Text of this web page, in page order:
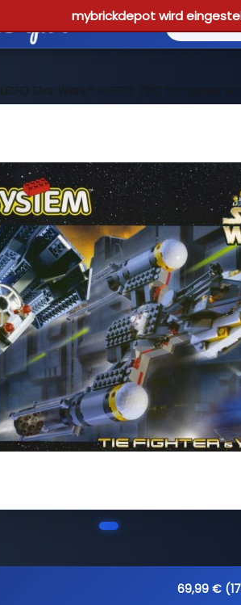
mybrickdepot wird
LEGO Star Wars™>LEGO 7150 TIE Fighter &
69,99 €